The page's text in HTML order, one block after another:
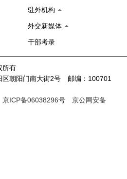
驻外机构
外交新媒体
干部考录
所有
区朝阳门南大街2号 邮编：100701
京ICP备06038296号
京公网安备